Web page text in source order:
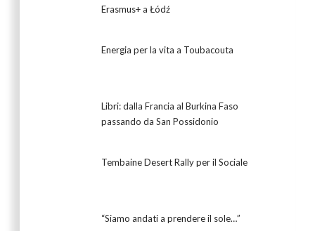
Erasmus+ a Łódź
Energia per la vita a Toubacouta
Libri: dalla Francia al Burkina Faso
passando da San Possidonio
Tembaine Desert Rally per il Sociale
“Siamo andati a prendere il sole…”